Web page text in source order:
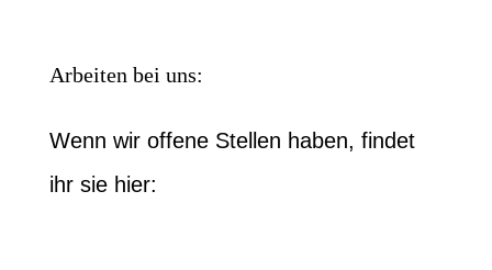
Arbeiten bei uns:
Wenn wir offene Stellen haben, findet
ihr sie hier: